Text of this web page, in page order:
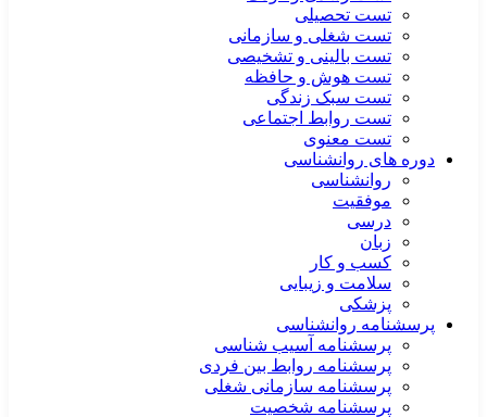
تست تحصیلی
تست شغلی و سازمانی
تست بالینی و تشخیصی
تست هوش و حافظه
تست سبک زندگی
تست روابط اجتماعی
تست معنوی
دوره های روانشناسی
روانشناسی
موفقیت
درسی
زبان
کسب و کار
سلامت و زیبایی
پزشکی
پرسشنامه روانشناسی
پرسشنامه آسیب شناسی
پرسشنامه روابط بین فردی
پرسشنامه سازمانی شغلی
پرسشنامه شخصیت